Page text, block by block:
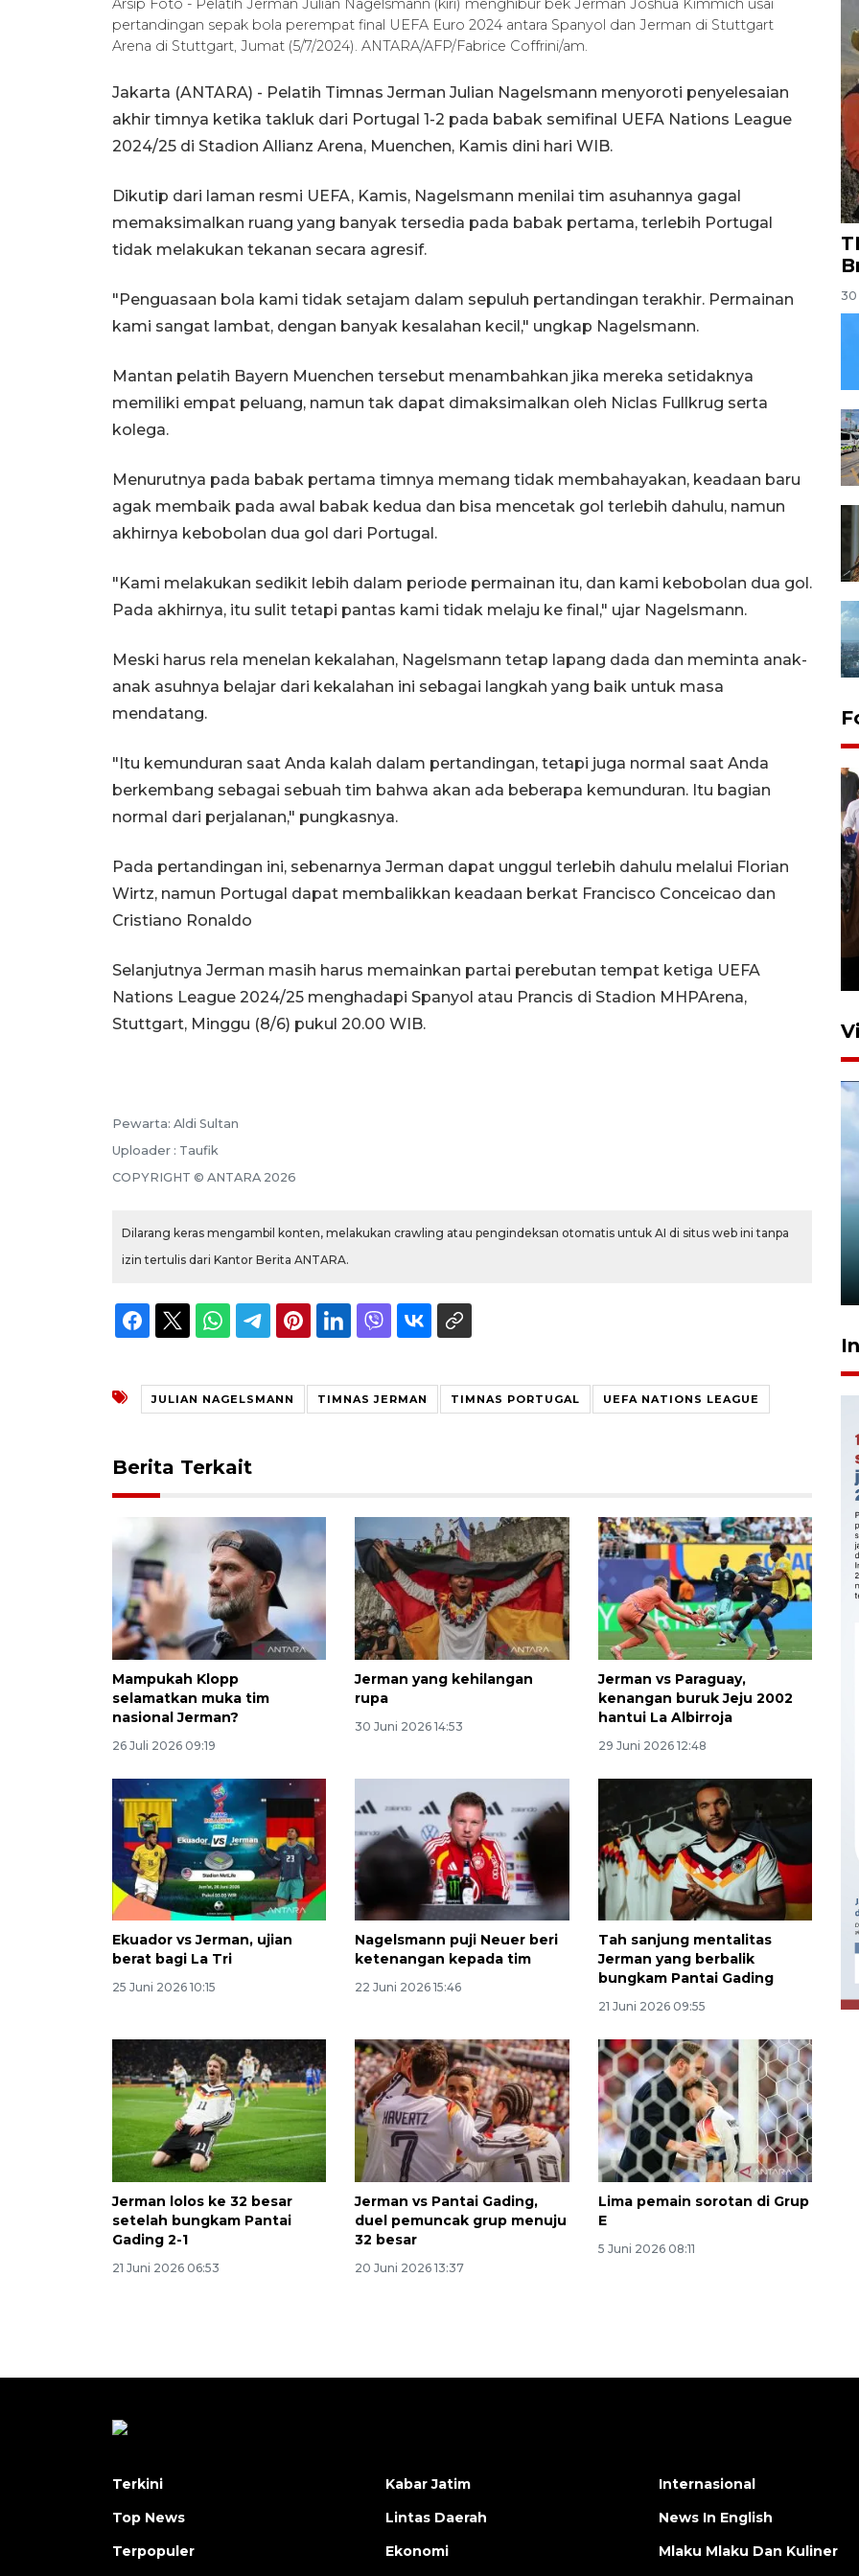
Arsip Foto - Pelatih Jerman Julian Nagelsmann (kiri) menghibur bek Jerman Joshua Kimmich usai
pertandingan sepak bola perempat final UEFA Euro 2024 antara Spanyol dan Jerman di Stuttgart
Arena di Stuttgart, Jumat (5/7/2024). ANTARA/AFP/Fabrice Coffrini/am.
Jakarta (ANTARA) - Pelatih Timnas Jerman Julian Nagelsmann menyoroti penyelesaian
akhir timnya ketika takluk dari Portugal 1-2 pada babak semifinal UEFA Nations League
2024/25 di Stadion Allianz Arena, Muenchen, Kamis dini hari WIB.
Dikutip dari laman resmi UEFA, Kamis, Nagelsmann menilai tim asuhannya gagal
memaksimalkan ruang yang banyak tersedia pada babak pertama, terlebih Portugal
tidak melakukan tekanan secara agresif.
"Penguasaan bola kami tidak setajam dalam sepuluh pertandingan terakhir. Permainan
kami sangat lambat, dengan banyak kesalahan kecil," ungkap Nagelsmann.
Mantan pelatih Bayern Muenchen tersebut menambahkan jika mereka setidaknya
memiliki empat peluang, namun tak dapat dimaksimalkan oleh Niclas Fullkrug serta
kolega.
Menurutnya pada babak pertama timnya memang tidak membahayakan, keadaan baru
agak membaik pada awal babak kedua dan bisa mencetak gol terlebih dahulu, namun
akhirnya kebobolan dua gol dari Portugal.
"Kami melakukan sedikit lebih dalam periode permainan itu, dan kami kebobolan dua gol.
Pada akhirnya, itu sulit tetapi pantas kami tidak melaju ke final," ujar Nagelsmann.
Meski harus rela menelan kekalahan, Nagelsmann tetap lapang dada dan meminta anak-
anak asuhnya belajar dari kekalahan ini sebagai langkah yang baik untuk masa
mendatang.
"Itu kemunduran saat Anda kalah dalam pertandingan, tetapi juga normal saat Anda
berkembang sebagai sebuah tim bahwa akan ada beberapa kemunduran. Itu bagian
normal dari perjalanan," pungkasnya.
Pada pertandingan ini, sebenarnya Jerman dapat unggul terlebih dahulu melalui Florian
Wirtz, namun Portugal dapat membalikkan keadaan berkat Francisco Conceicao dan
Cristiano Ronaldo
Selanjutnya Jerman masih harus memainkan partai perebutan tempat ketiga UEFA
Nations League 2024/25 menghadapi Spanyol atau Prancis di Stadion MHPArena,
Stuttgart, Minggu (8/6) pukul 20.00 WIB.
Pewarta: Aldi Sultan
Uploader : Taufik
COPYRIGHT © ANTARA 2026
Dilarang keras mengambil konten, melakukan crawling atau pengindeksan otomatis untuk AI di situs web ini tanpa
izin tertulis dari Kantor Berita ANTARA.
JULIAN NAGELSMANN TIMNAS JERMAN TIMNAS PORTUGAL UEFA NATIONS LEAGUE
Berita Terkait
Mampukah Klopp
selamatkan muka tim
nasional Jerman?
26 Juli 2026 09:19
Jerman yang kehilangan
rupa
30 Juni 2026 14:53
Jerman vs Paraguay,
kenangan buruk Jeju 2002
hantui La Albirroja
29 Juni 2026 12:48
Ekuador vs Jerman, ujian
berat bagi La Tri
25 Juni 2026 10:15
Nagelsmann puji Neuer beri
ketenangan kepada tim
22 Juni 2026 15:46
Tah sanjung mentalitas
Jerman yang berbalik
bungkam Pantai Gading
21 Juni 2026 09:55
Jerman lolos ke 32 besar
setelah bungkam Pantai
Gading 2-1
21 Juni 2026 06:53
Jerman vs Pantai Gading,
duel pemuncak grup menuju
32 besar
20 Juni 2026 13:37
Lima pemain sorotan di Grup
E
5 Juni 2026 08:11
30
8 jam lalu
peningkatan jalur Jember–
Ekonomi triwulan II-2026
tumbuh 5,29 persen
2026-08-06 18:45:00
Terkini
Top News
Terpopuler
Kabar Jatim
Lintas Daerah
Ekonomi
Internasional
News In English
Mlaku Mlaku Dan Kuliner